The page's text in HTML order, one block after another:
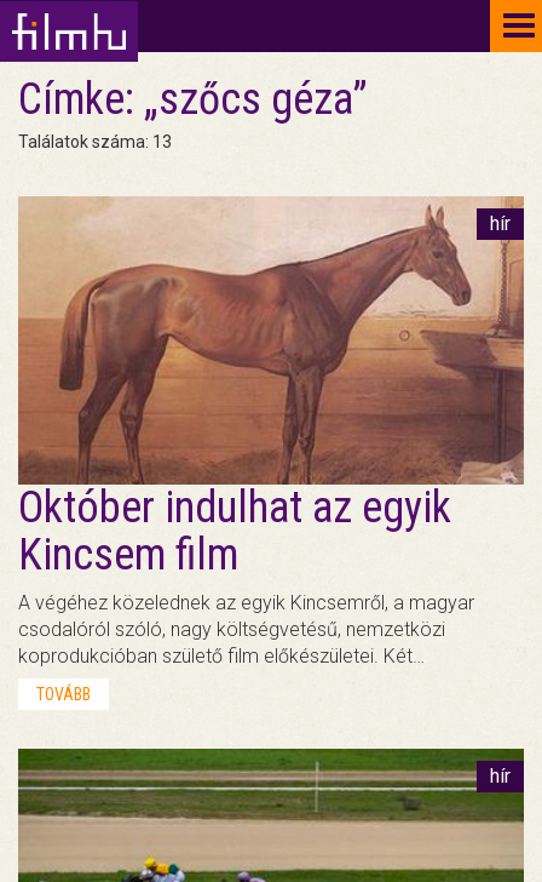
Címke: „szőcs géza”
Találatok száma: 13
hír
Október indulhat az egyik
Kincsem film
A végéhez közelednek az egyik Kincsemről, a magyar
csodalóról szóló, nagy költségvetésű, nemzetközi
koprodukcióban születő film előkészületei. Két…
TOVÁBB
hír